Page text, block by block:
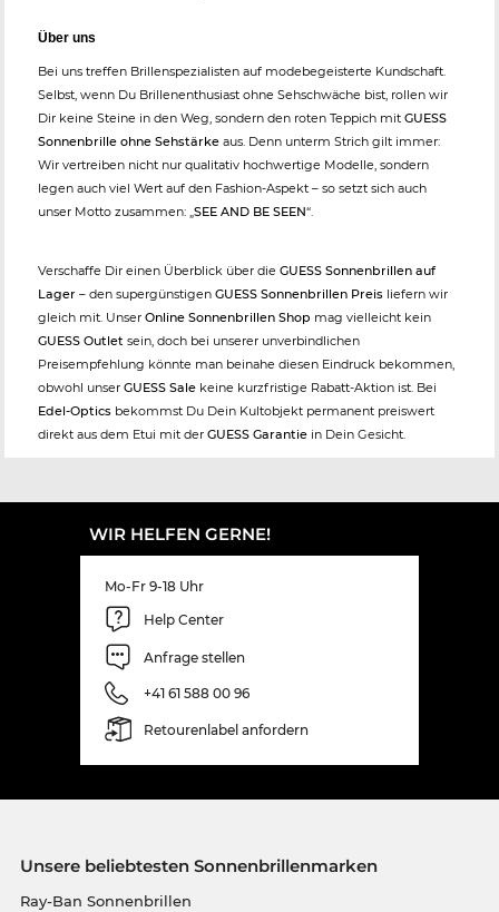
Über uns
Bei uns treffen Brillenspezialisten auf modebegeisterte Kundschaft.
Selbst, wenn Du Brillenenthusiast ohne Sehschwäche bist, rollen wir
Dir keine Steine in den Weg, sondern den roten Teppich mit GUESS
Sonnenbrille ohne Sehstärke aus. Denn unterm Strich gilt immer:
Wir vertreiben nicht nur qualitativ hochwertige Modelle, sondern
legen auch viel Wert auf den Fashion-Aspekt – so setzt sich auch
unser Motto zusammen: „SEE AND BE SEEN“.
Verschaffe Dir einen Überblick über die GUESS Sonnenbrillen auf
Lager – den supergünstigen GUESS Sonnenbrillen Preis liefern wir
gleich mit. Unser Online Sonnenbrillen Shop mag vielleicht kein
GUESS Outlet sein, doch bei unserer unverbindlichen
Preisempfehlung könnte man beinahe diesen Eindruck bekommen,
obwohl unser GUESS Sale keine kurzfristige Rabatt-Aktion ist. Bei
Edel-Optics bekommst Du Dein Kultobjekt permanent preiswert
direkt aus dem Etui mit der GUESS Garantie in Dein Gesicht.
WIR HELFEN GERNE!
Mo-Fr 9-18 Uhr
Help Center
Anfrage stellen
+41 61 588 00 96
Retourenlabel anfordern
Unsere beliebtesten Sonnenbrillenmarken
Ray-Ban Sonnenbrillen